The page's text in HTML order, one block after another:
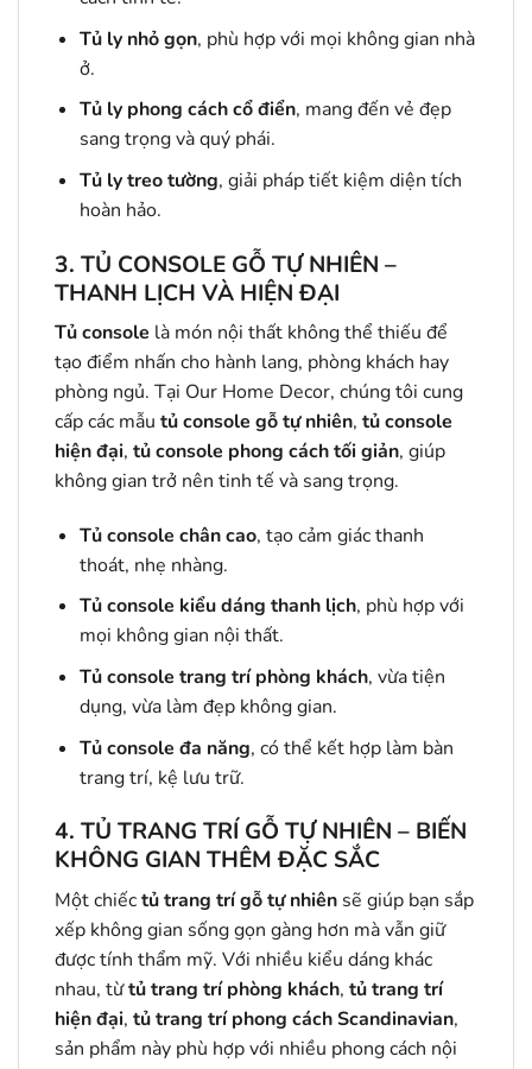
Tủ ly nhỏ gọn, phù hợp với mọi không gian nhà
ở.
Tủ ly phong cách cổ điển, mang đến vẻ đẹp
sang trọng và quý phái.
Tủ ly treo tường, giải pháp tiết kiệm diện tích
hoàn hảo.
3. TỦ CONSOLE GỖ TỰ NHIÊN –
THANH LỊCH VÀ HIỆN ĐẠI
Tủ console là món nội thất không thể thiếu để
tạo điểm nhấn cho hành lang, phòng khách hay
phòng ngủ. Tại Our Home Decor, chúng tôi cung
cấp các mẫu tủ console gỗ tự nhiên, tủ console
hiện đại, tủ console phong cách tối giản, giúp
không gian trở nên tinh tế và sang trọng.
Tủ console chân cao, tạo cảm giác thanh
thoát, nhẹ nhàng.
Tủ console kiểu dáng thanh lịch, phù hợp với
mọi không gian nội thất.
Tủ console trang trí phòng khách, vừa tiện
dụng, vừa làm đẹp không gian.
Tủ console đa năng, có thể kết hợp làm bàn
trang trí, kệ lưu trữ.
4. TỦ TRANG TRÍ GỖ TỰ NHIÊN – BIẾN
KHÔNG GIAN THÊM ĐẶC SẮC
Một chiếctủ trang trí gỗ tự nhiên sẽ giúp bạn sắp
xếp không gian sống gọn gàng hơn mà vẫn giữ
được tính thẩm mỹ. Với nhiều kiểu dáng khác
nhau, từtủ trang trí phòng khách, tủ trang trí
hiện đại, tủ trang trí phong cách Scandinavian,
sản phẩm này phù hợp với nhiều phong cách nội